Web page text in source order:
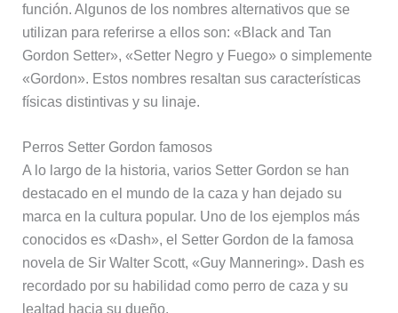
función. Algunos de los nombres alternativos que se
utilizan para referirse a ellos son: «Black and Tan
Gordon Setter», «Setter Negro y Fuego» o simplemente
«Gordon». Estos nombres resaltan sus características
físicas distintivas y su linaje.
Perros Setter Gordon famosos
A lo largo de la historia, varios Setter Gordon se han
destacado en el mundo de la caza y han dejado su
marca en la cultura popular. Uno de los ejemplos más
conocidos es «Dash», el Setter Gordon de la famosa
novela de Sir Walter Scott, «Guy Mannering». Dash es
recordado por su habilidad como perro de caza y su
lealtad hacia su dueño.